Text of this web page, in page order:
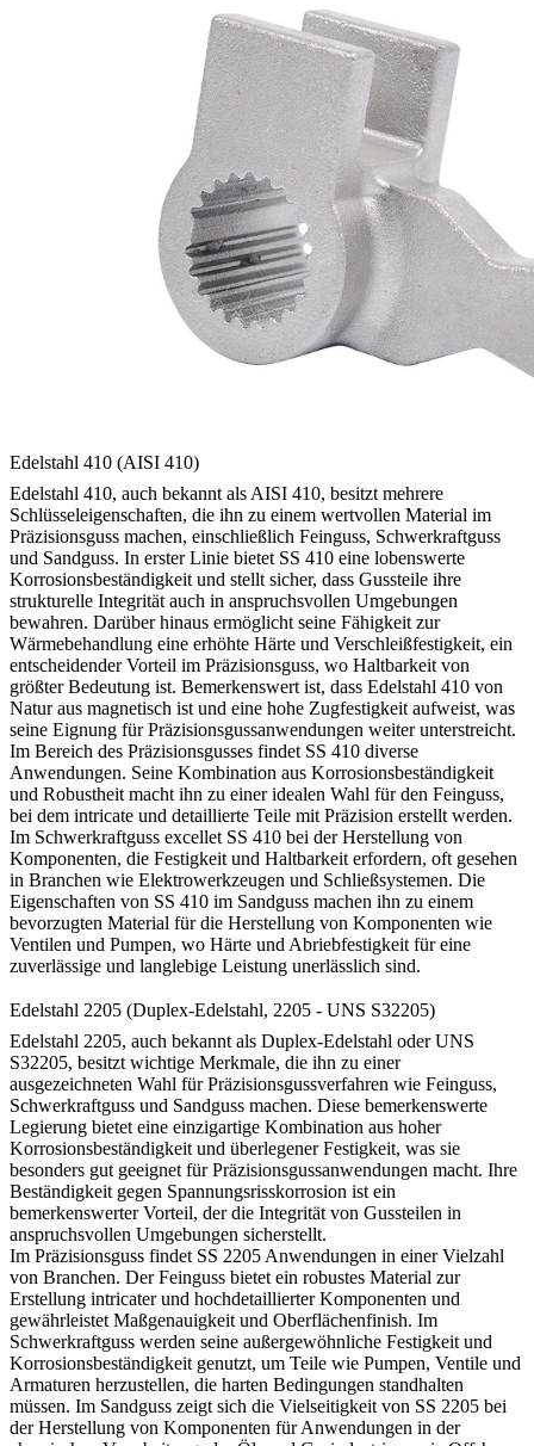
Edelstahl 410 (AISI 410)
Edelstahl 410, auch bekannt als AISI 410, besitzt mehrere
Schlüsseleigenschaften, die ihn zu einem wertvollen Material im
Präzisionsguss machen, einschließlich Feinguss, Schwerkraftguss
und Sandguss. In erster Linie bietet SS 410 eine lobenswerte
Korrosionsbeständigkeit und stellt sicher, dass Gussteile ihre
strukturelle Integrität auch in anspruchsvollen Umgebungen
bewahren. Darüber hinaus ermöglicht seine Fähigkeit zur
Wärmebehandlung eine erhöhte Härte und Verschleißfestigkeit, ein
entscheidender Vorteil im Präzisionsguss, wo Haltbarkeit von
größter Bedeutung ist. Bemerkenswert ist, dass Edelstahl 410 von
Natur aus magnetisch ist und eine hohe Zugfestigkeit aufweist, was
seine Eignung für Präzisionsgussanwendungen weiter unterstreicht.
Im Bereich des Präzisionsgusses findet SS 410 diverse
Anwendungen. Seine Kombination aus Korrosionsbeständigkeit
und Robustheit macht ihn zu einer idealen Wahl für den Feinguss,
bei dem intricate und detaillierte Teile mit Präzision erstellt werden.
Im Schwerkraftguss excellet SS 410 bei der Herstellung von
Komponenten, die Festigkeit und Haltbarkeit erfordern, oft gesehen
in Branchen wie Elektrowerkzeugen und Schließsystemen. Die
Eigenschaften von SS 410 im Sandguss machen ihn zu einem
bevorzugten Material für die Herstellung von Komponenten wie
Ventilen und Pumpen, wo Härte und Abriebfestigkeit für eine
zuverlässige und langlebige Leistung unerlässlich sind.
Edelstahl 2205 (Duplex-Edelstahl, 2205 - UNS S32205)
Edelstahl 2205, auch bekannt als Duplex-Edelstahl oder UNS
S32205, besitzt wichtige Merkmale, die ihn zu einer
ausgezeichneten Wahl für Präzisionsgussverfahren wie Feinguss,
Schwerkraftguss und Sandguss machen. Diese bemerkenswerte
Legierung bietet eine einzigartige Kombination aus hoher
Korrosionsbeständigkeit und überlegener Festigkeit, was sie
besonders gut geeignet für Präzisionsgussanwendungen macht. Ihre
Beständigkeit gegen Spannungsrisskorrosion ist ein
bemerkenswerter Vorteil, der die Integrität von Gussteilen in
anspruchsvollen Umgebungen sicherstellt.
Im Präzisionsguss findet SS 2205 Anwendungen in einer Vielzahl
von Branchen. Der Feinguss bietet ein robustes Material zur
Erstellung intricater und hochdetaillierter Komponenten und
gewährleistet Maßgenauigkeit und Oberflächenfinish. Im
Schwerkraftguss werden seine außergewöhnliche Festigkeit und
Korrosionsbeständigkeit genutzt, um Teile wie Pumpen, Ventile und
Armaturen herzustellen, die harten Bedingungen standhalten
müssen. Im Sandguss zeigt sich die Vielseitigkeit von SS 2205 bei
der Herstellung von Komponenten für Anwendungen in der